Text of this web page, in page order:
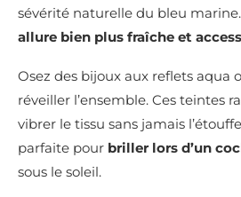
sévérité naturelle du bleu
allure bien plus fraîche et
Osez des bijoux aux reflets aqua
réveiller l’ensemble. Ces teintes
vibrer le tissu sans jamais
parfaite pour briller lors d’un
sous le soleil.